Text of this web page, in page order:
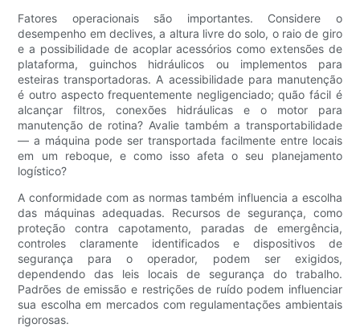
Fatores operacionais são importantes. Considere o
desempenho em declives, a altura livre do solo, o raio de giro
e a possibilidade de acoplar acessórios como extensões de
plataforma, guinchos hidráulicos ou implementos para
esteiras transportadoras. A acessibilidade para manutenção
é outro aspecto frequentemente negligenciado; quão fácil é
alcançar filtros, conexões hidráulicas e o motor para
manutenção de rotina? Avalie também a transportabilidade
— a máquina pode ser transportada facilmente entre locais
em um reboque, e como isso afeta o seu planejamento
logístico?
A conformidade com as normas também influencia a escolha
das máquinas adequadas. Recursos de segurança, como
proteção contra capotamento, paradas de emergência,
controles claramente identificados e dispositivos de
segurança para o operador, podem ser exigidos,
dependendo das leis locais de segurança do trabalho.
Padrões de emissão e restrições de ruído podem influenciar
sua escolha em mercados com regulamentações ambientais
rigorosas.